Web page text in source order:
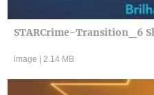
STARCrime-Transition_6
image 2.14 MB